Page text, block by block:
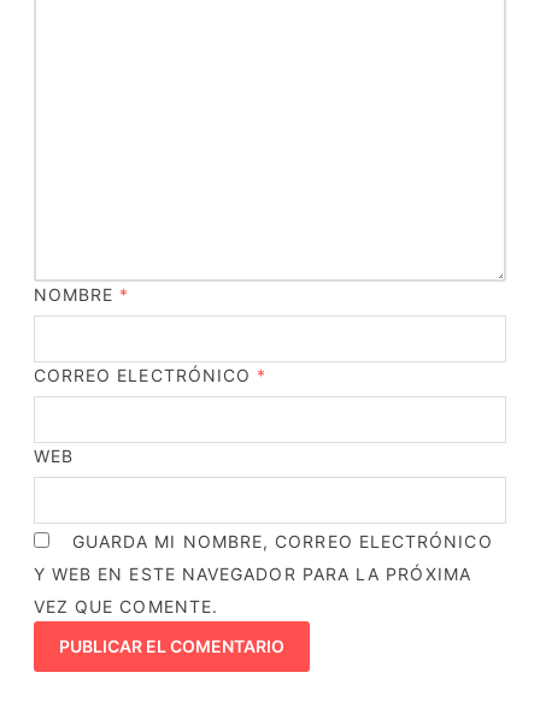
NOMBRE *
CORREO ELECTRÓNICO *
WEB
GUARDA MI NOMBRE, CORREO ELECTRÓNICO
Y WEB EN ESTE NAVEGADOR PARA LA PRÓXIMA
VEZ QUE COMENTE.